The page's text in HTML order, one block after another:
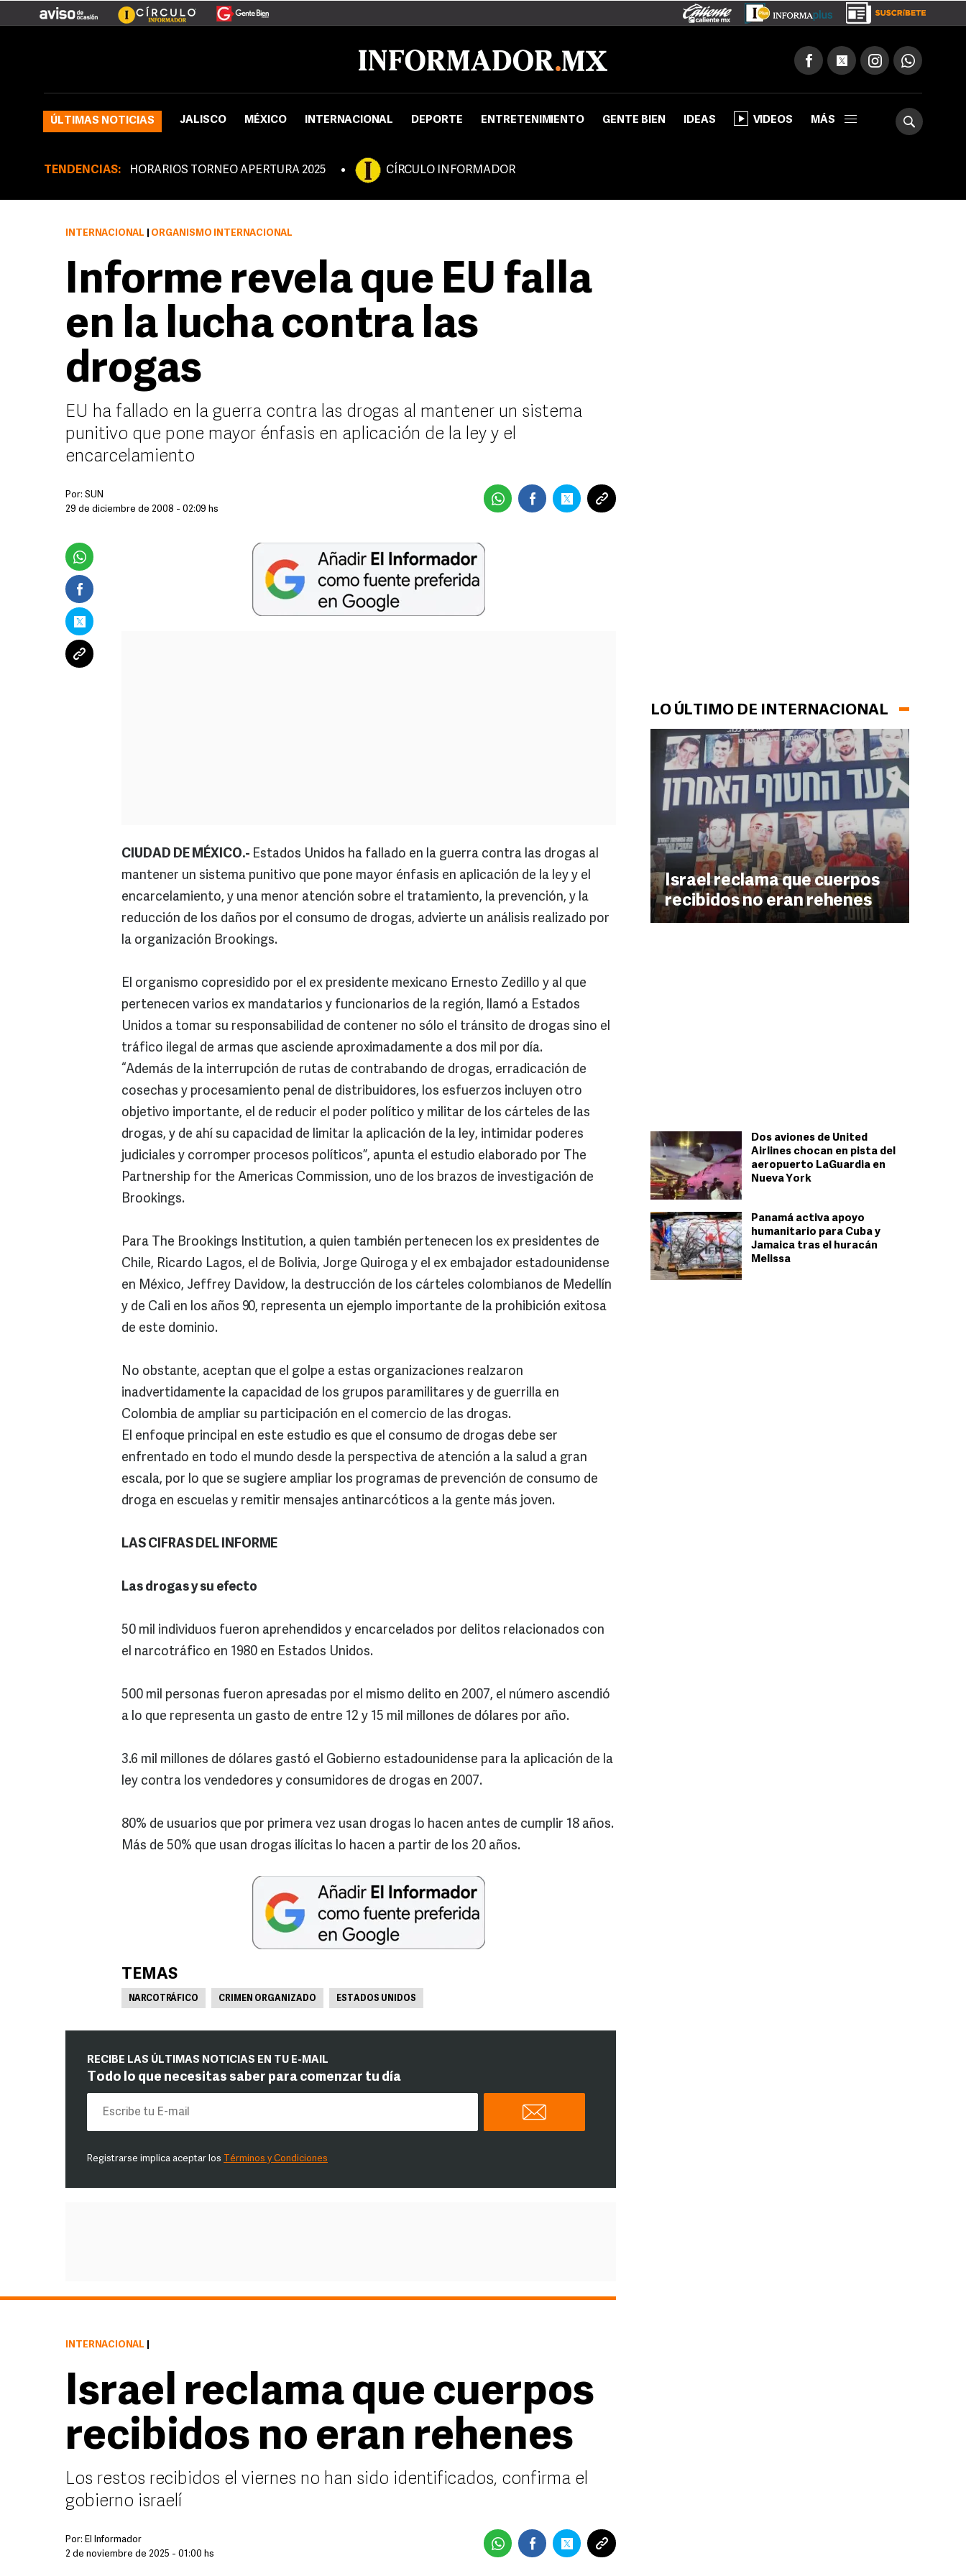
ÚLTIMAS NOTICIAS JALISCO MÉXICO INTERNACIONAL DEPORTE ENTRETENIMIENTO GENTE BIEN IDEAS VIDEOS MÁS
TENDENCIAS: HORARIOS TORNEO APERTURA 2025 CÍRCULO INFORMADOR
LO ÚLTIMO DE INTERNACIONAL
Israel reclama que cuerpos
recibidos no eran rehenes
Dos aviones de United
Airlines chocan en pista del
aeropuerto LaGuardia en
Nueva York
Panamá activa apoyo
humanitario para Cuba y
Jamaica tras el huracán
Melissa
INTERNACIONAL ORGANISMO INTERNACIONAL
Informe revela que EU falla
en la lucha contra las
drogas
EU ha fallado en la guerra contra las drogas al mantener un sistema
punitivo que pone mayor énfasis en aplicación de la ley y el
encarcelamiento
Por: SUN
29 de diciembre de 2008 - 02:09 hs
CIUDAD DE MÉXICO.- Estados Unidos ha fallado en la guerra contra las drogas al
mantener un sistema punitivo que pone mayor énfasis en aplicación de la ley y el
encarcelamiento, y una menor atención sobre el tratamiento, la prevención, y la
reducción de los daños por el consumo de drogas, advierte un análisis realizado por
la organización Brookings.
El organismo copresidido por el ex presidente mexicano Ernesto Zedillo y al que
pertenecen varios ex mandatarios y funcionarios de la región, llamó a Estados
Unidos a tomar su responsabilidad de contener no sólo el tránsito de drogas sino el
tráfico ilegal de armas que asciende aproximadamente a dos mil por día.
“Además de la interrupción de rutas de contrabando de drogas, erradicación de
cosechas y procesamiento penal de distribuidores, los esfuerzos incluyen otro
objetivo importante, el de reducir el poder político y militar de los cárteles de las
drogas, y de ahí su capacidad de limitar la aplicación de la ley, intimidar poderes
judiciales y corromper procesos políticos”, apunta el estudio elaborado por The
Partnership for the Americas Commission, uno de los brazos de investigación de
Brookings.
Para The Brookings Institution, a quien también pertenecen los ex presidentes de
Chile, Ricardo Lagos, el de Bolivia, Jorge Quiroga y el ex embajador estadounidense
en México, Jeffrey Davidow, la destrucción de los cárteles colombianos de Medellín
y de Cali en los años 90, representa un ejemplo importante de la prohibición exitosa
de este dominio.
No obstante, aceptan que el golpe a estas organizaciones realzaron
inadvertidamente la capacidad de los grupos paramilitares y de guerrilla en
Colombia de ampliar su participación en el comercio de las drogas.
El enfoque principal en este estudio es que el consumo de drogas debe ser
enfrentado en todo el mundo desde la perspectiva de atención a la salud a gran
escala, por lo que se sugiere ampliar los programas de prevención de consumo de
droga en escuelas y remitir mensajes antinarcóticos a la gente más joven.
LAS CIFRAS DEL INFORME
Las drogas y su efecto
50 mil individuos fueron aprehendidos y encarcelados por delitos relacionados con
el narcotráfico en 1980 en Estados Unidos.
500 mil personas fueron apresadas por el mismo delito en 2007, el número ascendió
a lo que representa un gasto de entre 12 y 15 mil millones de dólares por año.
3.6 mil millones de dólares gastó el Gobierno estadounidense para la aplicación de la
ley contra los vendedores y consumidores de drogas en 2007.
80% de usuarios que por primera vez usan drogas lo hacen antes de cumplir 18 años.
Más de 50% que usan drogas ilícitas lo hacen a partir de los 20 años.
TEMAS
NARCOTRÁFICO CRIMEN ORGANIZADO ESTADOS UNIDOS
RECIBE LAS ÚLTIMAS NOTICIAS EN TU E-MAIL
Todo lo que necesitas saber para comenzar tu día
Registrarse implica aceptar los Términos y Condiciones
INTERNACIONAL
Israel reclama que cuerpos
recibidos no eran rehenes
Los restos recibidos el viernes no han sido identificados, confirma el
gobierno israelí
Por: El Informador
2 de noviembre de 2025 - 01:00 hs